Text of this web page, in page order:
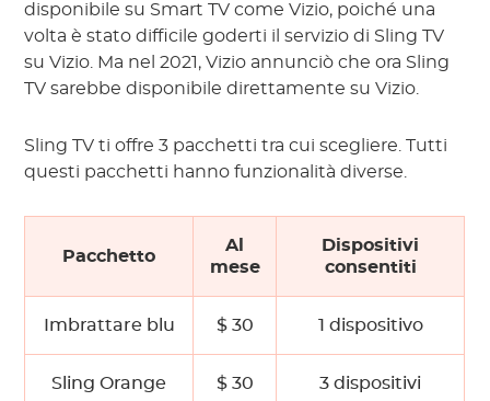
disponibile su Smart TV come Vizio, poiché una
volta è stato difficile goderti il ​​servizio di Sling TV
su Vizio. Ma nel 2021, Vizio annunciò che ora Sling
TV sarebbe disponibile direttamente su Vizio.
Sling TV ti offre 3 pacchetti tra cui scegliere. Tutti
questi pacchetti hanno funzionalità diverse.
Pacchetto
Al
mese
Dispositivi
consentiti
Imbrattare blu $ 30 1 dispositivo
Sling Orange $ 30 3 dispositivi